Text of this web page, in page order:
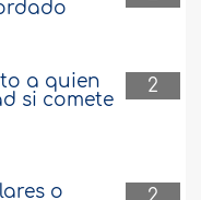
2
a quien
si comete
o